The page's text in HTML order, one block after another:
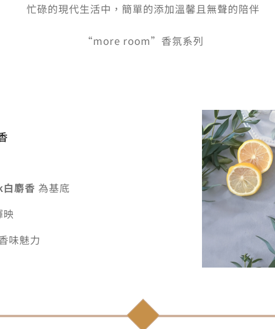
忙碌的現代生活中，簡單的添加溫馨且無聲的陪伴
“more room”香氛系列
麝香 為基底
味魅力